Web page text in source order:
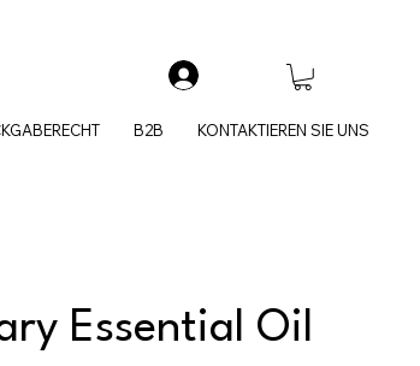
B2B
KONTAKTIEREN SIE UNS
Essential Oil